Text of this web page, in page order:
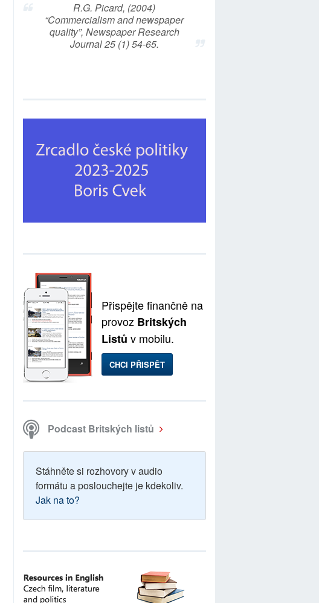
R.G. Picard, (2004)
“Commercialism and newspaper
quality”, Newspaper Research
Journal 25 (1) 54-65.
Přispějte finančně na
provoz Britských
Listů v mobilu.
CHCI PŘISPĚT
Podcast Britských listů
Stáhněte si rozhovory v audio
formátu a poslouchejte je kdekoliv.
Jak na to?